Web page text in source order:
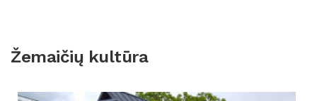
Žemaičių kultūra